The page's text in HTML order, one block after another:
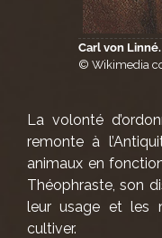
Carl von Linné.
© Wikimedia
La volonté
remonte à
animaux en
Théophraste, son
leur usage et les
cultiver.